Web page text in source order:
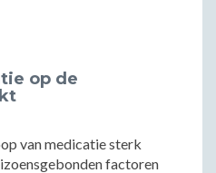
op de
van medicatie sterk
factoren